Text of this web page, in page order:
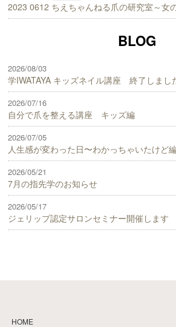
2023 0612 ちえちゃんねる爪の研究室～女
BLOG
2026/08/03
学IWATAYA キッズネイル講座 終了しまし
2026/07/16
自分で爪を整える講座 キッズ編
2026/07/05
人生感が変わった日〜わかっちゃいたけど
2026/05/21
7月の指先学のお知らせ
2026/05/17
ジェリップ認定サロンセミナー開催します
HOME